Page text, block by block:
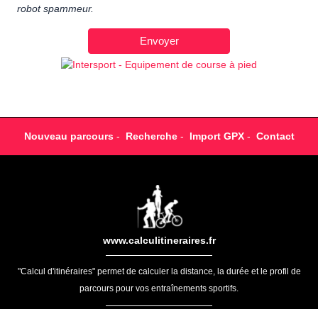
robot spammeur.
Nouveau parcours- Recherche- Import GPX- Contact
www.calculitineraires.fr
"Calcul d'itinéraires" permet de calculer la distance, la durée et le profil de
parcours pour vos entraînements sportifs.